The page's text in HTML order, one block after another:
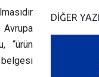
“ürün
DIĞER